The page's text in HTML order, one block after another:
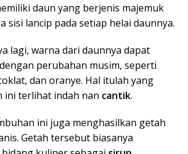
daun yang berjenis majemuk
sisi lancip pada setiap helai daunnya.
lagi, warna dari daunnya dapat
perubahan musim, seperti
dan oranye. Hal itulah yang
ini terlihat indah nan cantik.
ini juga menghasilkan getah
Getah tersebut biasanya